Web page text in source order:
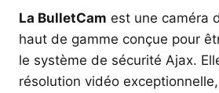
La BulletCam est une caméra
haut de gamme conçue pour
le système de sécurité Ajax.
résolution vidéo